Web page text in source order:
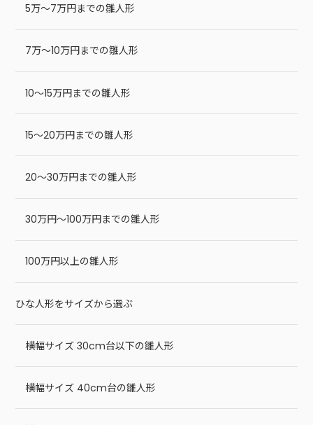
5万～7万円までの雛人形
7万～10万円までの雛人形
10～15万円までの雛人形
15～20万円までの雛人形
20～30万円までの雛人形
30万円～100万円までの雛人形
100万円以上の雛人形
ひな人形をサイズから選ぶ
横幅サイズ 30cm台以下の雛人形
横幅サイズ 40cm台の雛人形